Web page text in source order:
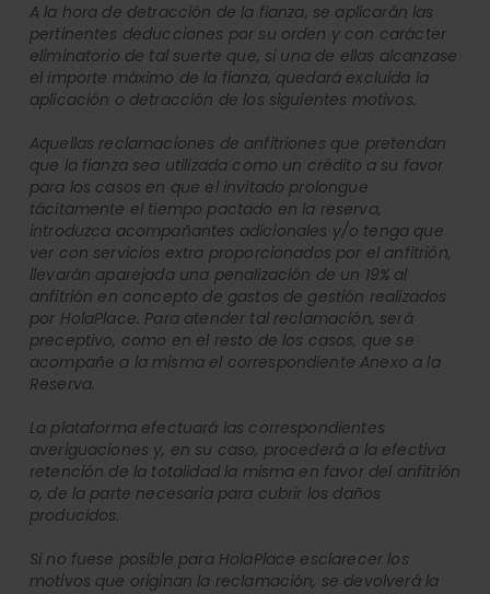
A la hora de detracción de la fianza, se aplicarán las
pertinentes deducciones por su orden y con carácter
eliminatorio de tal suerte que, si una de ellas alcanzase
el importe máximo de la fianza, quedará excluida la
aplicación o detracción de los siguientes motivos.
Aquellas reclamaciones de anfitriones que pretendan
que la fianza sea utilizada como un crédito a su favor
para los casos en que el invitado prolongue
tácitamente el tiempo pactado en la reserva,
introduzca acompañantes adicionales y/o tenga que
ver con servicios extra proporcionados por el anfitrión,
llevarán aparejada una penalización de un 19% al
anfitrión en concepto de gastos de gestión realizados
por HolaPlace. Para atender tal reclamación, será
preceptivo, como en el resto de los casos, que se
acompañe a la misma el correspondiente Anexo a la
Reserva.
La plataforma efectuará las correspondientes
averiguaciones y, en su caso, procederá a la efectiva
retención de la totalidad la misma en favor del anfitrión
o, de la parte necesaria para cubrir los daños
producidos.
Si no fuese posible para HolaPlace esclarecer los
motivos que originan la reclamación, se devolverá la